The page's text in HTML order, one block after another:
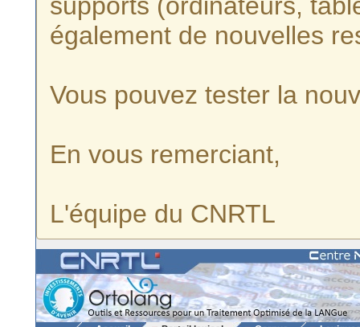
également de nouvelles
Vous pouvez tester la
En vous remerciant,
L'équipe du CNRTL